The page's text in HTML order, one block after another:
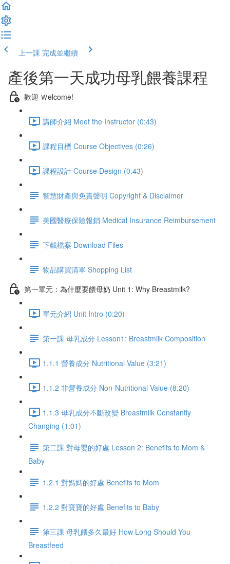
上一課 完成並繼續
產後第一天成功母乳餵養課程
歡迎 Ｗelcome!
講師介紹 Meet the Instructor (0:43)
課程目標 Course Objectives (0:26)
課程設計 Course Design (0:43)
智慧財產與免責聲明 Copyright & Disclaimer
美國醫療保險報銷 Medical Insurance Reimbursement
下載檔案 Download Files
物品購買清單 Shopping List
第一單元：為什麼要餵母奶 Unit 1: Why Breastmilk?
單元介紹 Unit Intro (0:20)
第一課 母乳成分 Lesson1: Breastmilk Composition
1.1.1 營養成分 Nutritional Value (3:21)
1.1.2 非營養成分 Non-Nutritional Value (8:20)
1.1.3 母乳成分不斷改變 Breastmilk Constantly
Changing (1:01)
第二課 對母嬰的好處 Lesson 2: Benefits to Mom &
Baby
1.2.1 對媽媽的好處 Benefits to Mom
1.2.2 對寶寶的好處 Benefits to Baby
第三課 母乳餵多久最好 How Long Should You
Breastfeed